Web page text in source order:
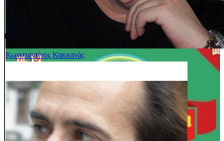
Κωνσταντίνος Κακκανάς